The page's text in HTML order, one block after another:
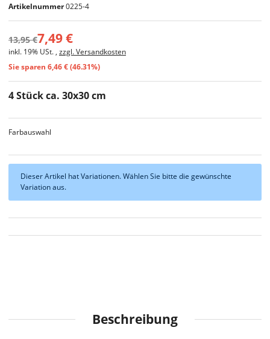
Artikelnummer0225-4
4 Stück ca. 30x30 cm
Farbauswahl
7,49 €
13,95 €
inkl. 19% USt. , zzgl. Versandkosten
Sie sparen 6,46 € (46.31%)
xDieser Artikel hat Variationen. Wählen Sie bitte die gewünschte
Variation aus.
Beschreibung